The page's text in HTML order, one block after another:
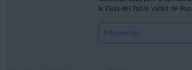
la Plaza del Padre Vallet de
Información